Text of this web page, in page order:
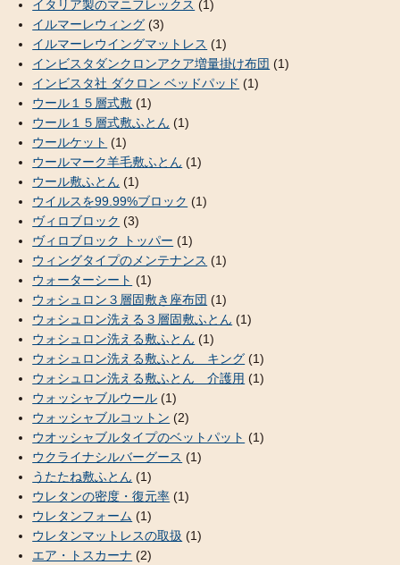
イタリア製のマニフレックス (1)
イルマーレウィング (3)
イルマーレウイングマットレス (1)
インビスタダンクロンアクア増量掛け布団 (1)
インビスタ社 ダクロン ベッドパッド (1)
ウール１５層式敷 (1)
ウール１５層式敷ふとん (1)
ウールケット (1)
ウールマーク羊毛敷ふとん (1)
ウール敷ふとん (1)
ウイルスを99.99%ブロック (1)
ヴィロブロック (3)
ヴィロブロック トッパー (1)
ウィングタイプのメンテナンス (1)
ウォーターシート (1)
ウォシュロン３層固敷き座布団 (1)
ウォシュロン洗える３層固敷ふとん (1)
ウォシュロン洗える敷ふとん (1)
ウォシュロン洗える敷ふとん キング (1)
ウォシュロン洗える敷ふとん 介護用 (1)
ウォッシャブルウール (1)
ウォッシャブルコットン (2)
ウオッシャブルタイプのベットパット (1)
ウクライナシルバーグース (1)
うたたね敷ふとん (1)
ウレタンの密度・復元率 (1)
ウレタンフォーム (1)
ウレタンマットレスの取扱 (1)
エア・トスカーナ (2)